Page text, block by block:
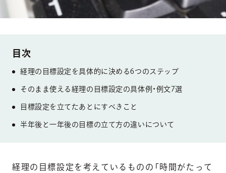
経理の目標設定を具体的に決める6つのステップ
そのまま使える経理の目標設定の具体例・例文7選
目標設定を立てたあとにすべきこと
半年後と一年後の目標の立て方の違いについて
経理の目標設定を考えているものの「時間がたって